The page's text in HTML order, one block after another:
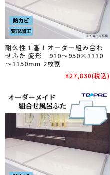
耐久性１番！オーダー組み合わ
せふた 変形 910～950×1110
～1150mm 2枚割
¥27,830(税込)